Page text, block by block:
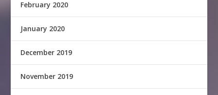
February 2020
January 2020
December 2019
November 2019